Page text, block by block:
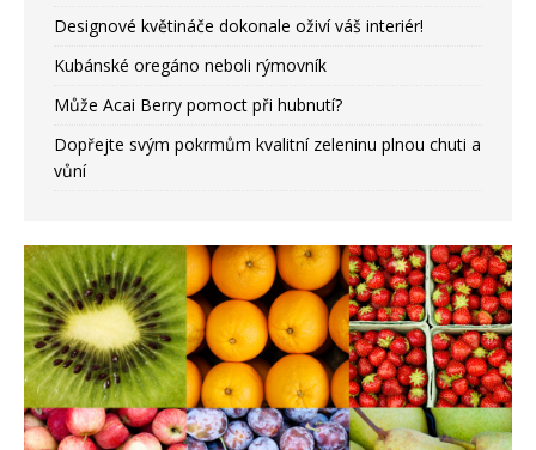
Designové květináče dokonale oživí váš interiér!
Kubánské oregáno neboli rýmovník
Může Acai Berry pomoct při hubnutí?
Dopřejte svým pokrmům kvalitní zeleninu plnou chuti a
vůní